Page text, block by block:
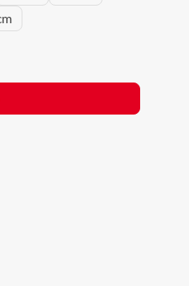
Wert ein